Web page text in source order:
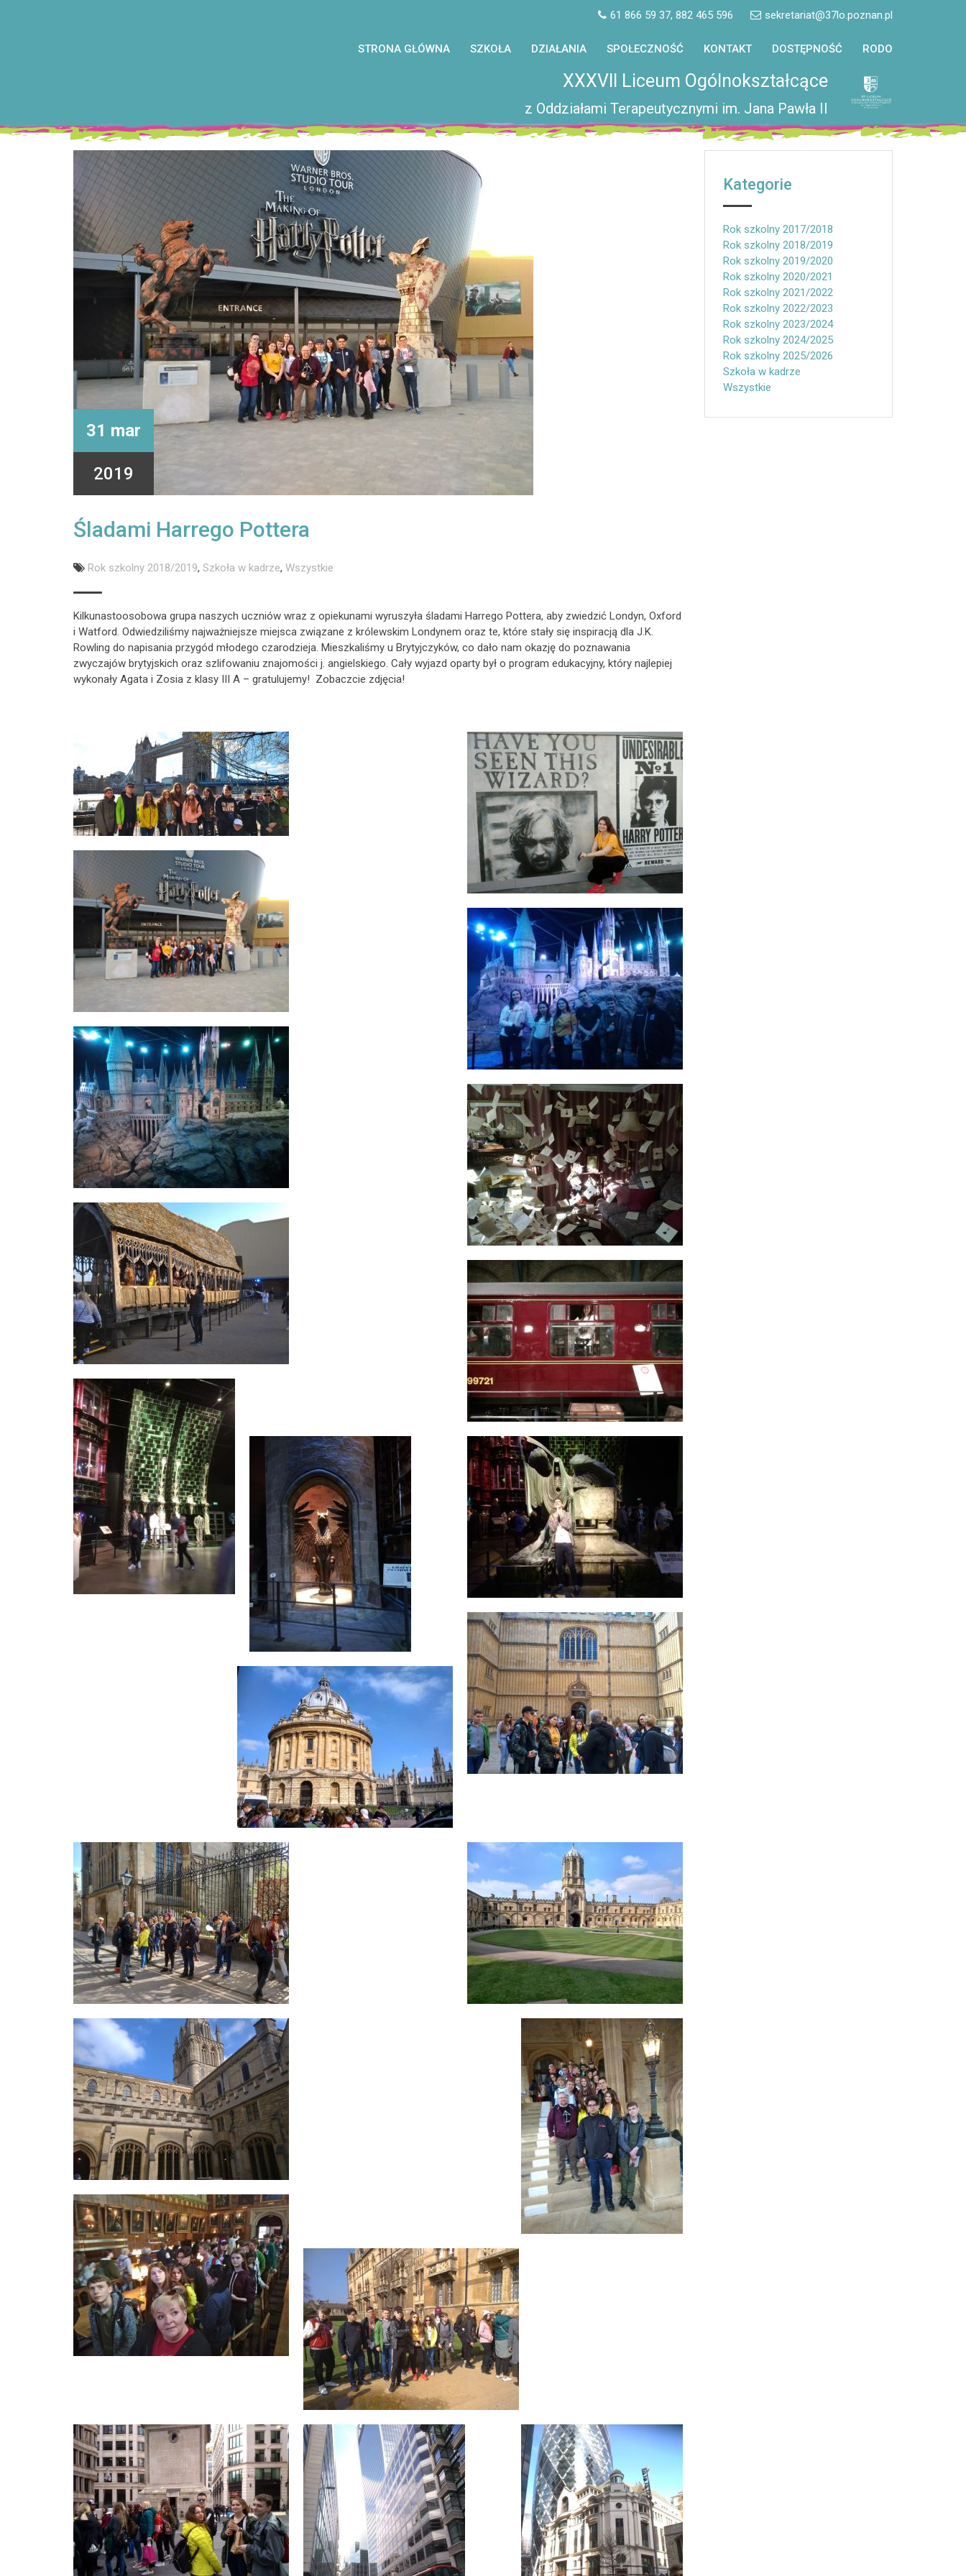
61 866 59 37, 882 465 596 sekretariat@37lo.poznan.pl
STRONA GŁÓWNA SZKOŁA DZIAŁANIA SPOŁECZNOŚĆ KONTAKT DOSTĘPNOŚĆ RODO
XXXVII Liceum Ogólnokształcące
z Oddziałami Terapeutycznymi im. Jana Pawła II
31 mar
2019
Śladami Harrego Pottera
Rok szkolny 2018/2019, Szkoła w kadrze, Wszystkie
Kilkunastoosobowa grupa naszych uczniów wraz z opiekunami wyruszyła śladami Harrego Pottera, aby zwiedzić Londyn, Oxford
i Watford. Odwiedziliśmy najważniejsze miejsca związane z królewskim Londynem oraz te, które stały się inspiracją dla J.K.
Rowling do napisania przygód młodego czarodzieja. Mieszkaliśmy u Brytyjczyków, co dało nam okazję do poznawania
zwyczajów brytyjskich oraz szlifowaniu znajomości j. angielskiego. Cały wyjazd oparty był o program edukacyjny, który najlepiej
wykonały Agata i Zosia z klasy III A – gratulujemy! Zobaczcie zdjęcia!
Kategorie
Rok szkolny 2017/2018
Rok szkolny 2018/2019
Rok szkolny 2019/2020
Rok szkolny 2020/2021
Rok szkolny 2021/2022
Rok szkolny 2022/2023
Rok szkolny 2023/2024
Rok szkolny 2024/2025
Rok szkolny 2025/2026
Szkoła w kadrze
Wszystkie